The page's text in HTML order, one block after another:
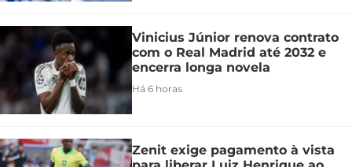
Vinicius Júnior renova contrato
com o Real Madrid até 2032 e
encerra longa novela
Há 6 horas
Zenit exige pagamento à vista